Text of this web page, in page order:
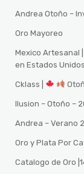
Andrea Otoño –
Oro Mayoreo
Mexico Artesanal
en Estados Unidos
Cklass |
Ilusion – Otoño –
Andrea – Verano
Oro y Plata Por
Catalogo de Oro